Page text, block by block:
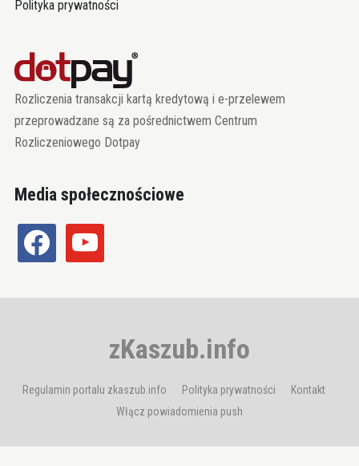
Polityka prywatności
Rozliczenia transakcji kartą kredytową i e-przelewem
przeprowadzane są za pośrednictwem Centrum
Rozliczeniowego Dotpay
Media społecznościowe
facebook youtube
zKaszub.info
Regulamin portalu zkaszub.info Polityka prywatności
Kontakt
Włącz powiadomienia push